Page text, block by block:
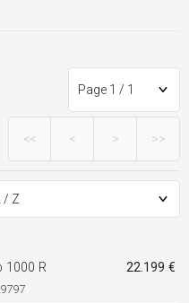
<< < > >>
22.199 €
1000 R